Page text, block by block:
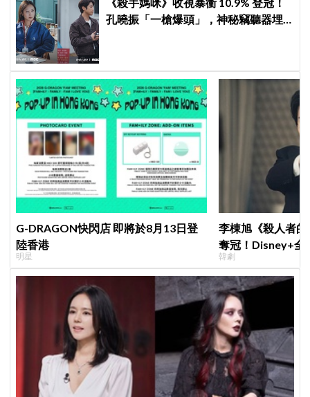
《殺手媽咪》收視暴衝 10.9% 登冠！
孔曉振「一槍爆頭」，神秘竊聽器埋
G-DRAGON快閃店 即將於8月13日登
陸香港
明星
李棟旭《殺人者
奪冠！Disney+全
紀錄
韓劇